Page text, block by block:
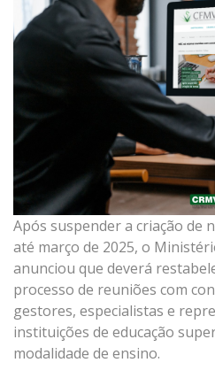
Após suspender a criação de
até março de 2025, o
anunciou que deverá
processo de reuniões com
gestores, especialistas e
instituições de educação
modalidade de ensino.